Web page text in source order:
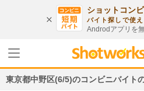
ショットコン
バイト探しで使
Androdアプリを
東京都中野区(6/5)のコンビニバイト